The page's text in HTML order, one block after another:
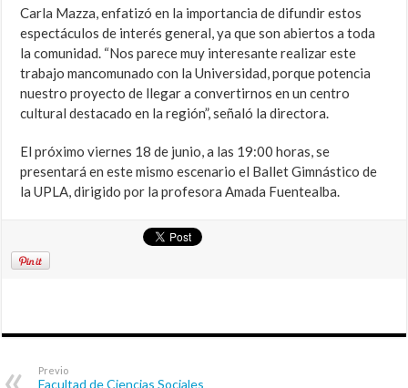
Carla Mazza, enfatizó en la importancia de difundir estos
espectáculos de interés general, ya que son abiertos a toda
la comunidad. “Nos parece muy interesante realizar este
trabajo mancomunado con la Universidad, porque potencia
nuestro proyecto de llegar a convertirnos en un centro
cultural destacado en la región”, señaló la directora.
El próximo viernes 18 de junio, a las 19:00 horas, se
presentará en este mismo escenario el Ballet Gimnástico de
la UPLA, dirigido por la profesora Amada Fuentealba.
Previo
Facultad de Ciencias Sociales